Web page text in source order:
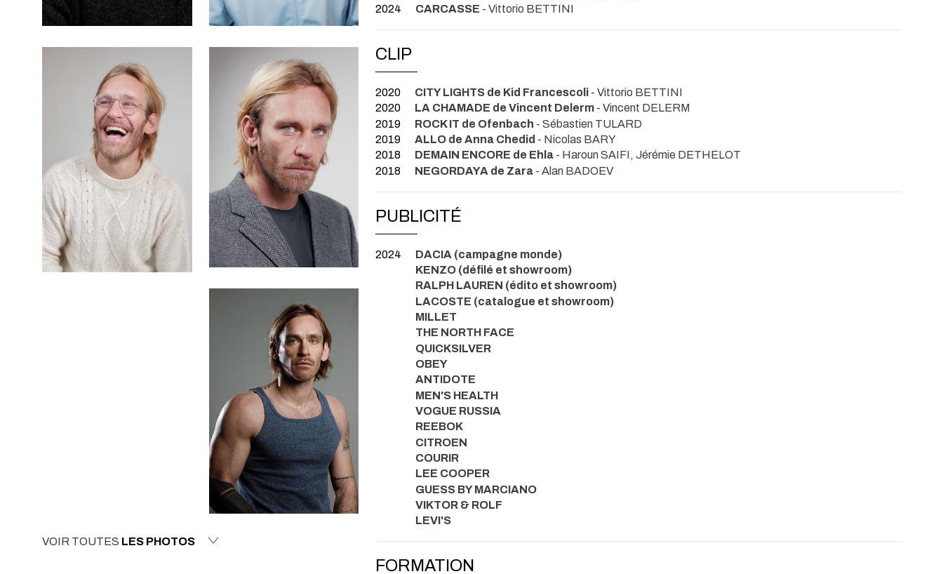
VOIR TOUTES LES PHOTOS
2024
CARCASSE - Vittorio BETTINI
CLIP
2020 CITY LIGHTS de Kid Francescoli - Vittorio BETTINI
2020
LA CHAMADE de Vincent Delerm - Vincent DELERM
2019
ROCK IT de Ofenbach - Sébastien TULARD
2019
ALLO de Anna Chedid - Nicolas BARY
2018
DEMAIN ENCORE de Ehla - Haroun SAIFI, Jérémie DETHELOT
2018
NEGORDAYA de Zara - Alan BADOEV
PUBLICITÉ
2024
DACIA (campagne monde)
KENZO (défilé et showroom)
RALPH LAUREN (édito et showroom)
LACOSTE (catalogue et showroom)
MILLET
THE NORTH FACE
QUICKSILVER
OBEY
ANTIDOTE
MEN'S HEALTH
VOGUE RUSSIA
REEBOK
CITROEN
COURIR
LEE COOPER
GUESS BY MARCIANO
VIKTOR & ROLF
LEVI'S
FORMATION